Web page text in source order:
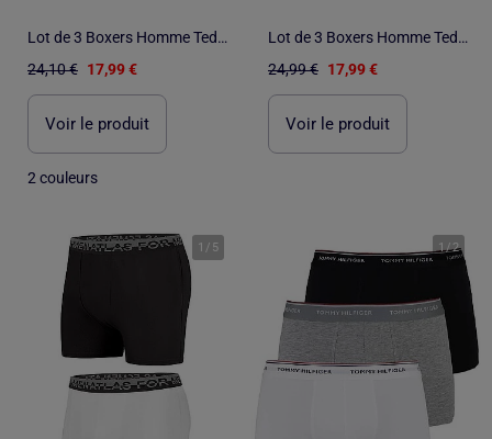
Lot de 3 Boxers Homme Teddy Smith
24,10 € 17,99 €
Voir le produit
2 couleurs
Lot de 3 Boxers Homme Teddy Smith
24,99 € 17,99 €
Voir le produit
1 / 5 1/2